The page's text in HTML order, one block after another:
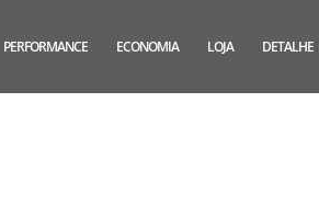
PERFORMANCE ECONOMIA LOJA DETALHE